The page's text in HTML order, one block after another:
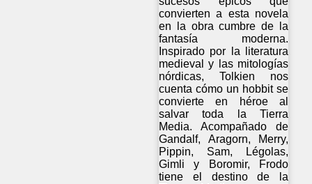
convierten a esta novela
en la obra cumbre de la
fantasía moderna.
Inspirado por la literatura
medieval y las mitologías
nórdicas, Tolkien nos
cuenta cómo un hobbit se
convierte en héroe al
salvar toda la Tierra
Media. Acompañado de
Gandalf, Aragorn, Merry,
Pippin, Sam, Légolas,
Gimli y Boromir, Frodo
tiene el destino de la